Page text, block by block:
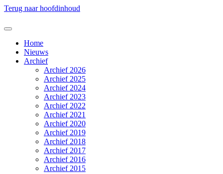
Terug naar hoofdinhoud
Home
Nieuws
Archief
Archief 2026
Archief 2025
Archief 2024
Archief 2023
Archief 2022
Archief 2021
Archief 2020
Archief 2019
Archief 2018
Archief 2017
Archief 2016
Archief 2015